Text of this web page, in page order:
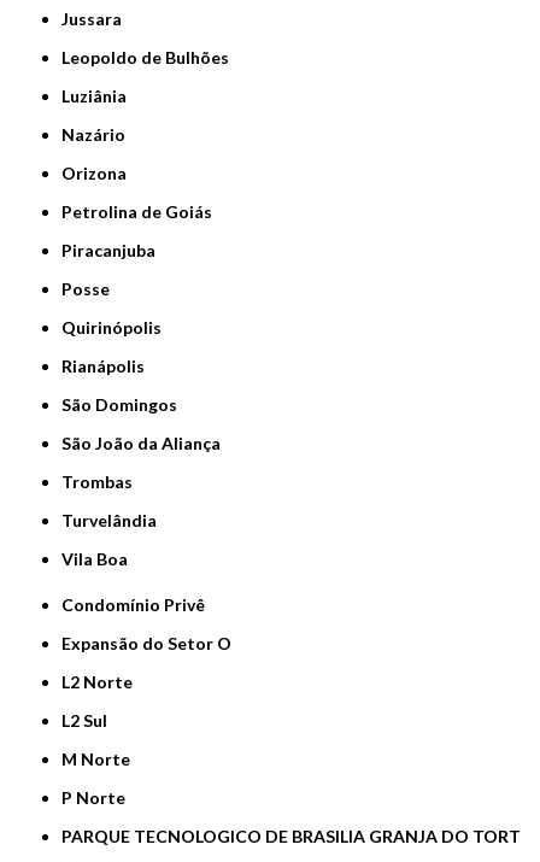
Jussara
Leopoldo de Bulhões
Luziânia
Nazário
Orizona
Petrolina de Goiás
Piracanjuba
Posse
Quirinópolis
Rianápolis
São Domingos
São João da Aliança
Trombas
Turvelândia
Vila Boa
Condomínio Privê
Expansão do Setor O
L2 Norte
L2 Sul
M Norte
P Norte
PARQUE TECNOLOGICO DE BRASILIA GRANJA DO TORT